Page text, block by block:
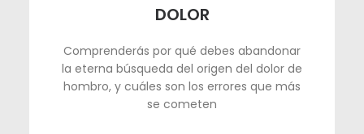
DOLOR
Comprenderás por qué debes abandonar
la eterna búsqueda del origen del dolor de
hombro, y cuáles son los errores que más
se cometen